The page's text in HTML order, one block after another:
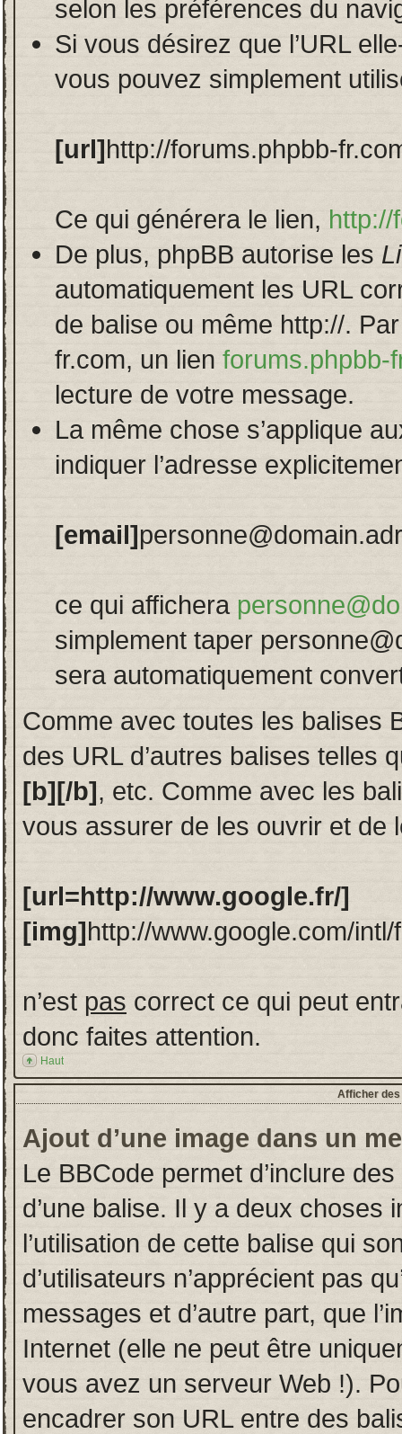
selon les préférences du
Si vous désirez que l’URL
vous pouvez simplement
[url]http://forums.phpbb-
Ce qui générera le lien, http://
De plus, phpBB autorise les
automatiquement les URL
de balise ou même http://.
fr.com, un lien forums.phpbb-
lecture de votre message.
La même chose s’applique
indiquer l’adresse
[email]personne@domain.adr
ce qui affichera
simplement taper
sera automatiquement
Comme avec toutes les balises
des URL d’autres balises telles
[b][/b], etc. Comme avec les
vous assurer de les ouvrir et de
[url=http://www.google.fr/]
[img]http://www.google.com/
n’est pas correct ce qui peut
donc faites attention.
Haut
Afficher des
Ajout d’une image dans un
Le BBCode permet d’inclure
d’une balise. Il y a deux
l’utilisation de cette balise qui
d’utilisateurs n’apprécient pas
messages et d’autre part, que
Internet (elle ne peut être
vous avez un serveur Web !).
encadrer son URL entre des